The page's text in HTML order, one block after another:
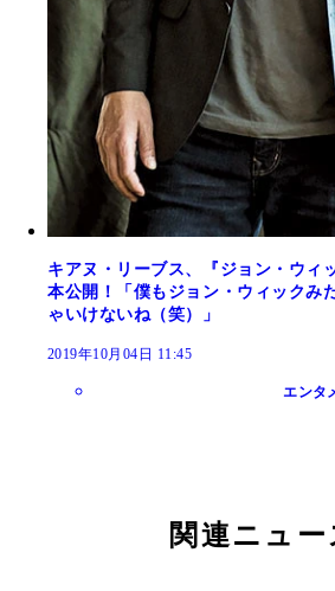
キアヌ・リーブス、『ジョン・ウィ
本公開！「僕もジョン・ウィックみ
ゃいけないね（笑）」
2019年10月04日 11:45
エンタ
関連ニュー